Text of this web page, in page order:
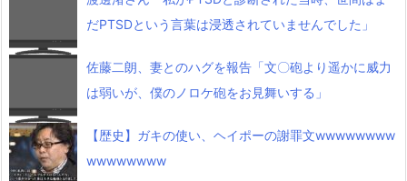
だPTSDという言葉は浸透されていませんでした」
佐藤二朗、妻とのハグを報告「文〇砲より遥かに威力
は弱いが、僕のノロケ砲をお見舞いする」
【歴史】ガキの使い、ヘイポーの謝罪文wwwwwwww
wwwwwwww